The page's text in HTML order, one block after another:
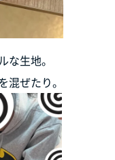
生地。
ぜたり。